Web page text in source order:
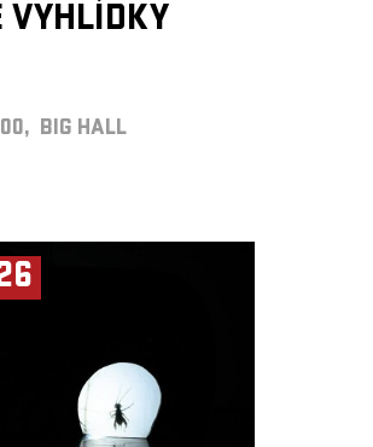
VYHLÍDKY
BIG HALL